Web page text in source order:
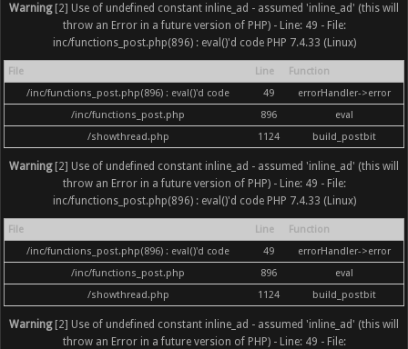
Warning[2] Use of undefined constant inline_ad - assumed 'inline_ad' (this will
throw an Error in a future version of PHP) - Line: 49 - File:
inc/functions_post.php(896) : eval()'d code PHP 7.4.33 (Linux)
File Line
Function
/inc/functions_post.php(896) : eval()'d code
49
errorHandler->error
/inc/functions_post.php
896
eval
/showthread.php
1124 build_postbit
Warning[2] Use of undefined constant inline_ad - assumed 'inline_ad' (this will
throw an Error in a future version of PHP) - Line: 49 - File:
inc/functions_post.php(896) : eval()'d code PHP 7.4.33 (Linux)
File Line
Function
/inc/functions_post.php(896) : eval()'d code
49
errorHandler->error
/inc/functions_post.php
896
eval
/showthread.php
1124 build_postbit
Warning[2] Use of undefined constant inline_ad - assumed 'inline_ad' (this will
throw an Error in a future version of PHP) - Line: 49 - File: